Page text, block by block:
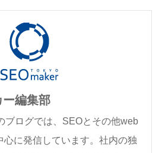
編集部
ブログでは、SEOとその他web
心に発信しています。社内の独